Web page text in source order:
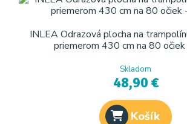
INLEA Odrazová plocha na
priemerom 430 cm na 80 očiek
Skladom
48,90 €
Košík